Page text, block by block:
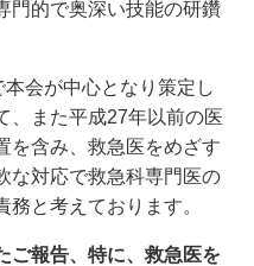
門的で奥深い技能の研鑽
会が中心となり策定し
、また平成27年以前の医
を含み、救急医をめざす
な対応で救急科専門医の
と考えております。
ご報告、特に、救急医を